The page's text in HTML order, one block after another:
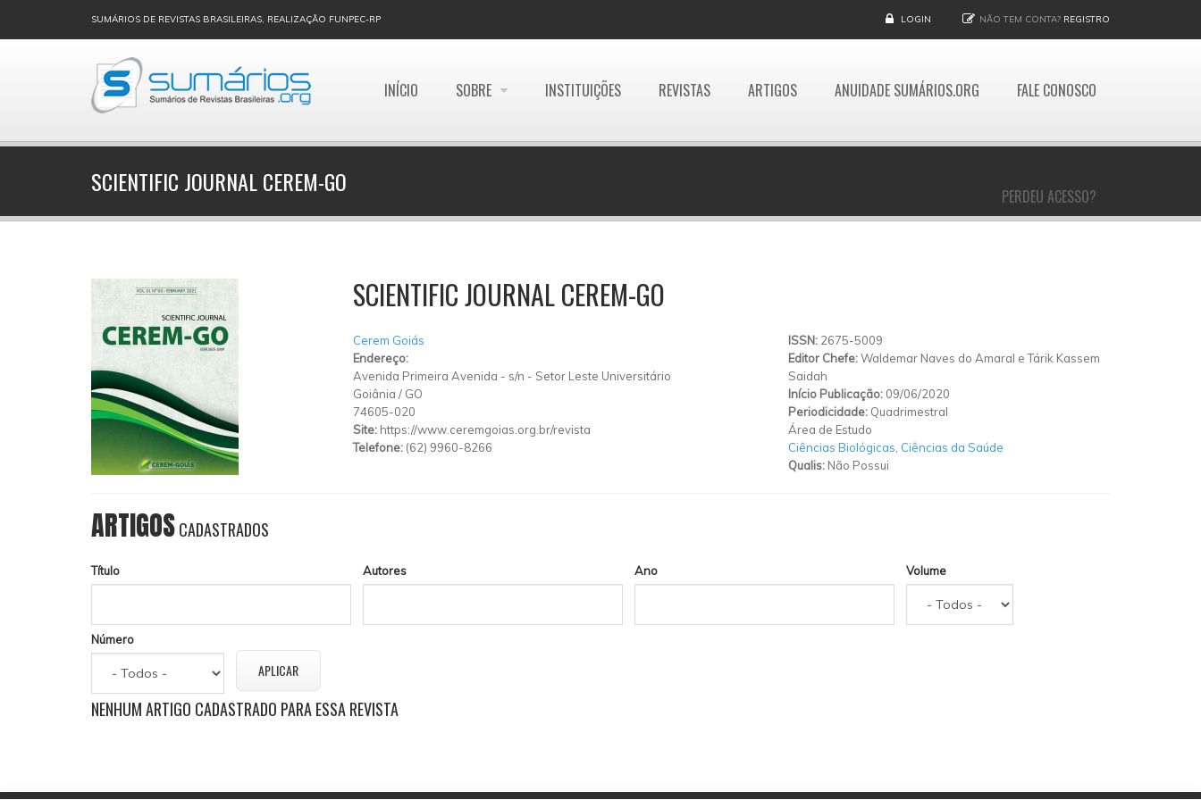
SUMÁRIOS DE REVISTAS BRASILEIRAS, REALIZAÇÃO FUNPEC-RP LOGIN NÃO TEM CONTA? REGISTRO
INÍCIO SOBRE INSTITUIÇÕES REVISTAS ARTIGOS ANUIDADE SUMÁRIOS.ORG FALE CONOSCO
PERDEU ACESSO?
SCIENTIFIC JOURNAL CEREM-GO
SCIENTIFIC JOURNAL CEREM-GO
Cerem Goiás
Endereço:
Avenida Primeira Avenida - s/n - Setor Leste Universitário
Goiânia / GO
74605-020
Site: https://www.ceremgoias.org.br/revista
Telefone: (62) 9960-8266
ISSN: 2675-5009
Editor Chefe:Waldemar Naves do Amaral e Tárik Kassem
Saidah
Início Publicação: 09/06/2020
Periodicidade: Quadrimestral
Área de Estudo
Ciências Biológicas Ciências da Saúde
Qualis: Não Possui
ARTIGOSCADASTRADOS
Título Autores Ano Volume
Número
NENHUM ARTIGO CADASTRADO PARA ESSA REVISTA